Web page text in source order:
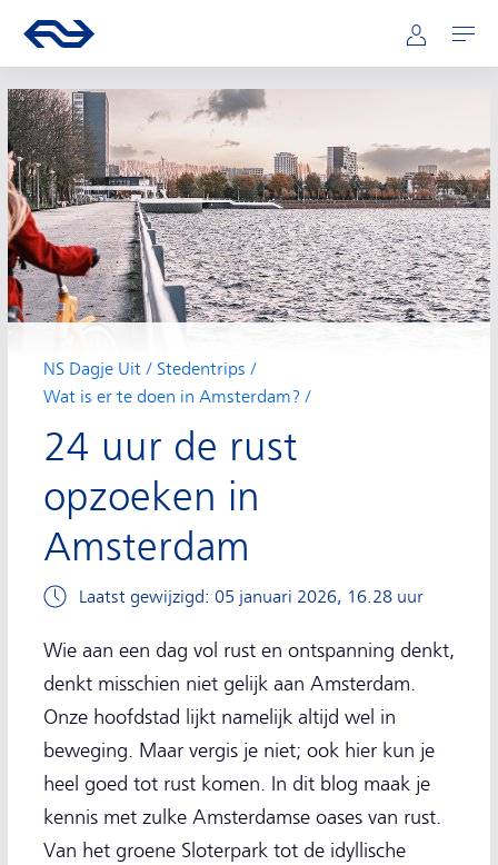
Hoofdnavigatie
Ga naar de homepage van ns.nl Mijn NS
Openen
NS Dagje Uit
Stedentrips
Wat is er te doen in Amsterdam?
24 uur de rust
opzoeken in
Amsterdam
Laatst gewijzigd: 05 januari 2026, 16.28 uur
Wie aan een dag vol rust en ontspanning denkt,
denkt misschien niet gelijk aan Amsterdam.
Onze hoofdstad lijkt namelijk altijd wel in
beweging. Maar vergis je niet; ook hier kun je
heel goed tot rust komen. In dit blog maak je
kennis met zulke Amsterdamse oases van rust.
Van het groene Sloterpark tot de idyllische